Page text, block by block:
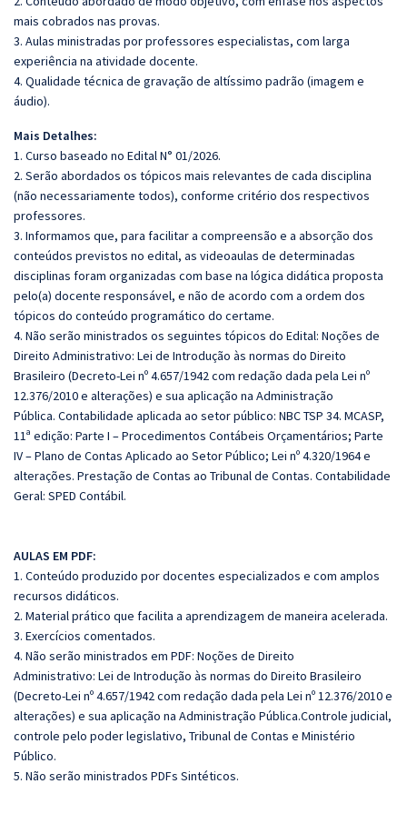
mais cobrados nas provas.
3. Aulas ministradas por professores especialistas, com larga
experiência na atividade docente.
4. Qualidade técnica de gravação de altíssimo padrão (imagem e
áudio).
Mais Detalhes:
1. Curso baseado no Edital N° 01/2026.
2. Serão abordados os tópicos mais relevantes de cada disciplina
(não necessariamente todos), conforme critério dos respectivos
professores.
3. Informamos que, para facilitar a compreensão e a absorção dos
conteúdos previstos no edital, as videoaulas de determinadas
disciplinas foram organizadas com base na lógica didática proposta
pelo(a) docente responsável, e não de acordo com a ordem dos
tópicos do conteúdo programático do certame.
4. Não serão ministrados os seguintes tópicos do Edital: Noções de
Direito Administrativo: Lei de Introdução às normas do Direito
Brasileiro (Decreto-Lei nº 4.657/1942 com redação dada pela Lei nº
12.376/2010 e alterações) e sua aplicação na Administração
Pública. Contabilidade aplicada ao setor público: NBC TSP 34. MCASP,
11ª edição: Parte I – Procedimentos Contábeis Orçamentários; Parte
IV – Plano de Contas Aplicado ao Setor Público; Lei nº 4.320/1964 e
alterações. Prestação de Contas ao Tribunal de Contas. Contabilidade
Geral: SPED Contábil.
AULAS EM PDF:
1. Conteúdo produzido por docentes especializados e com amplos
recursos didáticos.
2. Material prático que facilita a aprendizagem de maneira acelerada.
3. Exercícios comentados.
4. Não serão ministrados em PDF: Noções de Direito
Administrativo: Lei de Introdução às normas do Direito Brasileiro
(Decreto-Lei nº 4.657/1942 com redação dada pela Lei nº 12.376/2010 e
alterações) e sua aplicação na Administração Pública.Controle judicial,
controle pelo poder legislativo, Tribunal de Contas e Ministério
Público.
5. Não serão ministrados PDFs Sintéticos.